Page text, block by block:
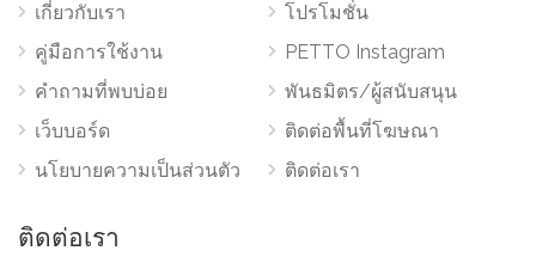
เกี่ยวกับเรา
คู่มือการใช้งาน
คำถามที่พบบ่อย
เว็บบอร์ด
นโยบายความเป็นส่วนตัว
โปรโมชั่น
PETTO Instagram
พันธมิตร/ผู้สนับสนุน
ติดต่อพื้นที่โฆษณา
ติดต่อเรา
ติดต่อเรา